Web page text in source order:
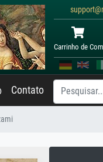
Carrinho de
Contato